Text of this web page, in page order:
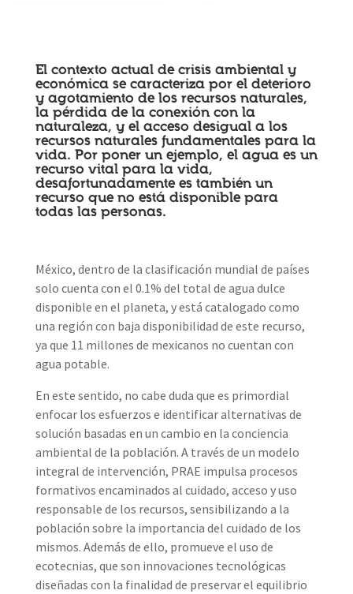
El contexto actual de crisis ambiental y
económica se caracteriza por el deterioro
y agotamiento de los recursos naturales,
la pérdida de la conexión con la
naturaleza, y el acceso desigual a los
recursos naturales fundamentales para la
vida. Por poner un ejemplo, el agua es un
recurso vital para la vida,
desafortunadamente es también un
recurso que no está disponible para
todas las personas.
México, dentro de la clasificación mundial de países
solo cuenta con el 0.1% del total de agua dulce
disponible en el planeta, y está catalogado como
una región con baja disponibilidad de este recurso,
ya que 11 millones de mexicanos no cuentan con
agua potable.
En este sentido, no cabe duda que es primordial
enfocar los esfuerzos e identificar alternativas de
solución basadas en un cambio en la conciencia
ambiental de la población. A través de un modelo
integral de intervención, PRAE impulsa procesos
formativos encaminados al cuidado, acceso y uso
responsable de los recursos, sensibilizando a la
población sobre la importancia del cuidado de los
mismos. Además de ello, promueve el uso de
ecotecnias, que son innovaciones tecnológicas
diseñadas con la finalidad de preservar el equilibrio